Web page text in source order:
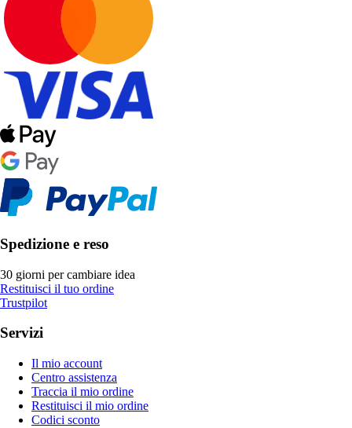
Spedizione e reso
30 giorni per cambiare idea
Restituisci il tuo ordine
Trustpilot
Servizi
Il mio account
Centro assistenza
Traccia il mio ordine
Restituisci il mio ordine
Codici sconto